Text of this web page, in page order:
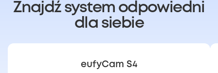
Znajdź system odpowiedni
dla siebie
eufyCam S4